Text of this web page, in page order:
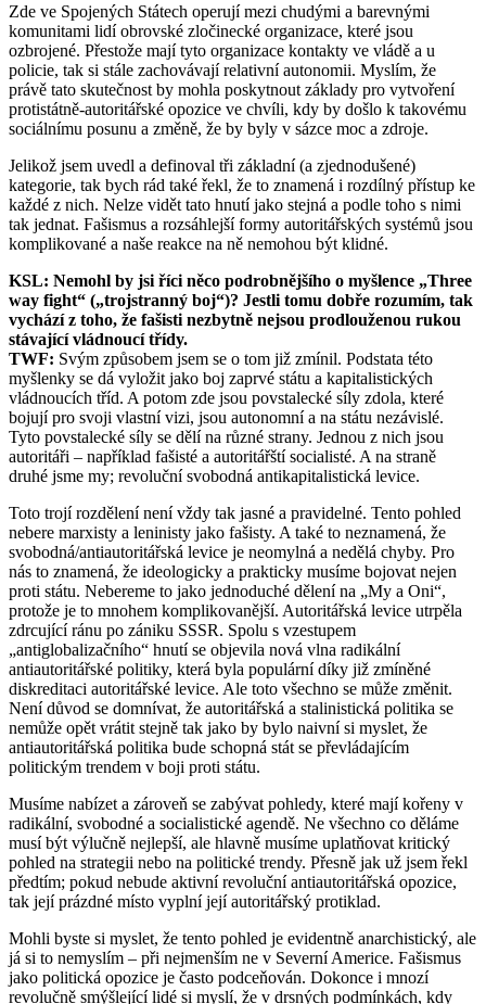
Zde ve Spojených Státech operují mezi chudými a barevnými
komunitami lidí obrovské zločinecké organizace, které jsou
ozbrojené. Přestože mají tyto organizace kontakty ve vládě a u
policie, tak si stále zachovávají relativní autonomii. Myslím, že
právě tato skutečnost by mohla poskytnout základy pro vytvoření
protistátně-autoritářské opozice ve chvíli, kdy by došlo k takovému
sociálnímu posunu a změně, že by byly v sázce moc a zdroje.
Jelikož jsem uvedl a definoval tři základní (a zjednodušené)
kategorie, tak bych rád také řekl, že to znamená i rozdílný přístup ke
každé z nich. Nelze vidět tato hnutí jako stejná a podle toho s nimi
tak jednat. Fašismus a rozsáhlejší formy autoritářských systémů jsou
komplikované a naše reakce na ně nemohou být klidné.
KSL: Nemohl by jsi říci něco podrobnějšího o myšlence „Three
way fight“ („trojstranný boj“)? Jestli tomu dobře rozumím, tak
vychází z toho, že fašisti nezbytně nejsou prodlouženou rukou
stávající vládnoucí třídy.
TWF: Svým způsobem jsem se o tom již zmínil. Podstata této
myšlenky se dá vyložit jako boj zaprvé státu a kapitalistických
vládnoucích tříd. A potom zde jsou povstalecké síly zdola, které
bojují pro svoji vlastní vizi, jsou autonomní a na státu nezávislé.
Tyto povstalecké síly se dělí na různé strany. Jednou z nich jsou
autoritáři – například fašisté a autoritářští socialisté. A na straně
druhé jsme my; revoluční svobodná antikapitalistická levice.
Toto trojí rozdělení není vždy tak jasné a pravidelné. Tento pohled
nebere marxisty a leninisty jako fašisty. A také to neznamená, že
svobodná/antiautoritářská levice je neomylná a nedělá chyby. Pro
nás to znamená, že ideologicky a prakticky musíme bojovat nejen
proti státu. Nebereme to jako jednoduché dělení na „My a Oni“,
protože je to mnohem komplikovanější. Autoritářská levice utrpěla
zdrcující ránu po zániku SSSR. Spolu s vzestupem
„antiglobalizačního“ hnutí se objevila nová vlna radikální
antiautoritářské politiky, která byla populární díky již zmíněné
diskreditaci autoritářské levice. Ale toto všechno se může změnit.
Není důvod se domnívat, že autoritářská a stalinistická politika se
nemůže opět vrátit stejně tak jako by bylo naivní si myslet, že
antiautoritářská politika bude schopná stát se převládajícím
politickým trendem v boji proti státu.
Musíme nabízet a zároveň se zabývat pohledy, které mají kořeny v
radikální, svobodné a socialistické agendě. Ne všechno co děláme
musí být výlučně nejlepší, ale hlavně musíme uplatňovat kritický
pohled na strategii nebo na politické trendy. Přesně jak už jsem řekl
předtím; pokud nebude aktivní revoluční antiautoritářská opozice,
tak její prázdné místo vyplní její autoritářský protiklad.
Mohli byste si myslet, že tento pohled je evidentně anarchistický, ale
já si to nemyslím – při nejmenším ne v Severní Americe. Fašismus
jako politická opozice je často podceňován. Dokonce i mnozí
revolučně smýšlející lidé si myslí, že v drsných podmínkách, kdy